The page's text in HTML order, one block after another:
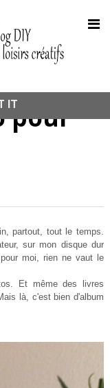
pour
partout, tout le temps.
ur, sur mon disque dur
moi, rien ne vaut le
Et
même des livres
s là, c'estbien d'album
its services
user-agent are
and security
usage
IT